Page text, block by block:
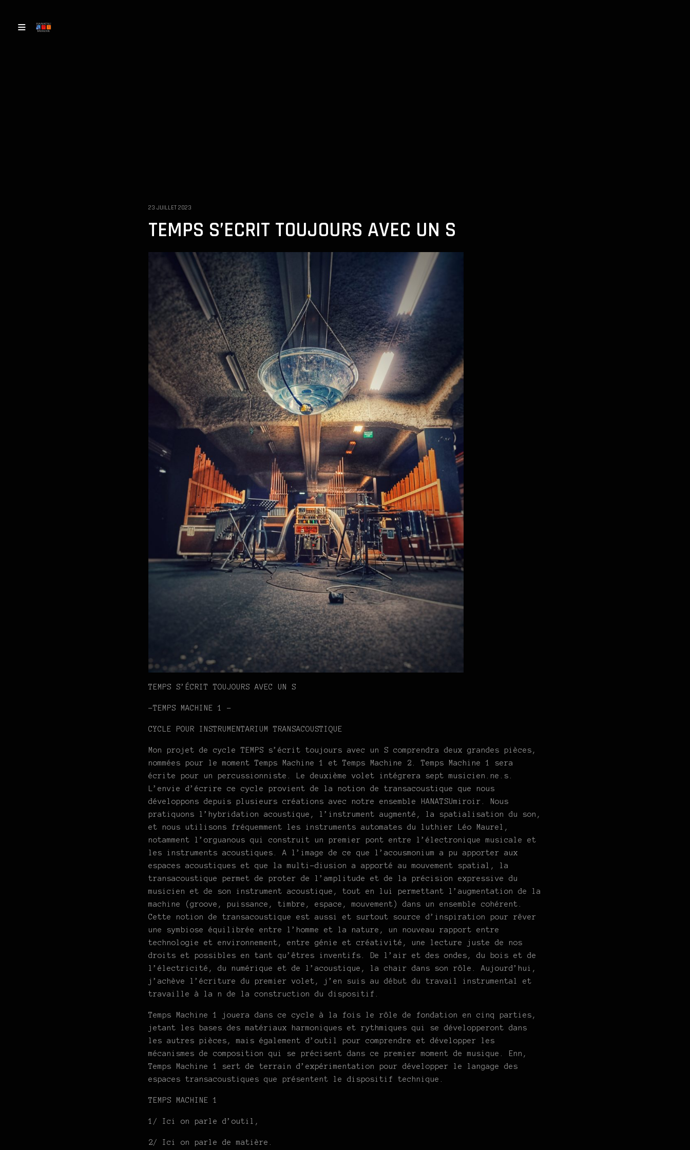
23 JUILLET 2023
TEMPS S’ECRIT TOUJOURS AVEC UN S
TEMPS S’ÉCRIT TOUJOURS AVEC UN S
-TEMPS MACHINE 1 –
CYCLE POUR INSTRUMENTARIUM TRANSACOUSTIQUE
Mon projet de cycle TEMPS s’écrit toujours avec un S comprendra deux grandes pièces,
nommées pour le moment Temps Machine 1 et Temps Machine 2. Temps Machine 1 sera
écrite pour un percussionniste. Le deuxième volet intégrera sept musicien.ne.s.
L’envie d’écrire ce cycle provient de la notion de transacoustique que nous
développons depuis plusieurs créations avec notre ensemble HANATSUmiroir. Nous
pratiquons l’hybridation acoustique, l’instrument augmenté, la spatialisation du son,
et nous utilisons fréquemment les instruments automates du luthier Léo Maurel,
notamment l’orguanous qui construit un premier pont entre l’électronique musicale et
les instruments acoustiques. A l’image de ce que l’acousmonium a pu apporter aux
espaces acoustiques et que la multi-diusion a apporté au mouvement spatial, la
transacoustique permet de proter de l’amplitude et de la précision expressive du
musicien et de son instrument acoustique, tout en lui permettant l’augmentation de la
machine (groove, puissance, timbre, espace, mouvement) dans un ensemble cohérent.
Cette notion de transacoustique est aussi et surtout source d’inspiration pour rêver
une symbiose équilibrée entre l’homme et la nature, un nouveau rapport entre
technologie et environnement, entre génie et créativité, une lecture juste de nos
droits et possibles en tant qu’êtres inventifs. De l’air et des ondes, du bois et de
l’électricité, du numérique et de l’acoustique, la chair dans son rôle. Aujourd’hui,
j’achève l’écriture du premier volet, j’en suis au début du travail instrumental et
travaille à la n de la construction du dispositif.
Temps Machine 1 jouera dans ce cycle à la fois le rôle de fondation en cinq parties,
jetant les bases des matériaux harmoniques et rythmiques qui se développeront dans
les autres pièces, mais également d’outil pour comprendre et développer les
mécanismes de composition qui se précisent dans ce premier moment de musique. Enn,
Temps Machine 1 sert de terrain d’expérimentation pour développer le langage des
espaces transacoustiques que présentent le dispositif technique.
TEMPS MACHINE 1
1/ Ici on parle d’outil,
2/ Ici on parle de matière.